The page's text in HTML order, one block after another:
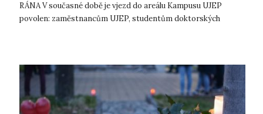
RÁNA V současné době je vjezd do areálu Kampusu UJEP
povolen: zaměstnancům UJEP, studentům doktorských